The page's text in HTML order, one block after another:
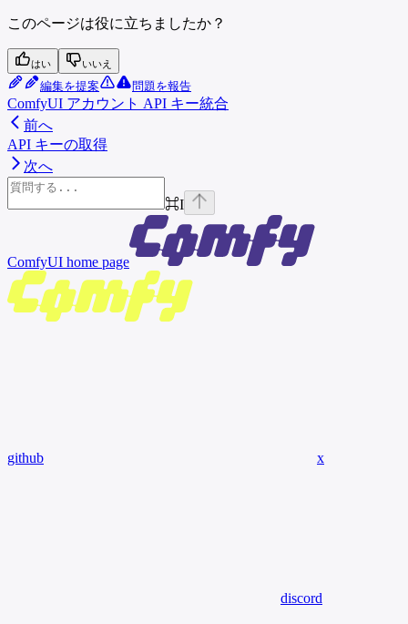
このページは役に立ちましたか？
はい いいえ
編集を提案 問題を報告
ComfyUI アカウント API キー統合
前へ
API キーの取得
次へ
⌘I
ComfyUI home page
github x
discord